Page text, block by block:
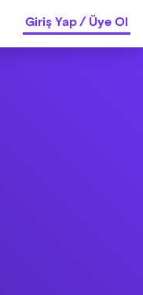
Giriş Yap/Üye Ol